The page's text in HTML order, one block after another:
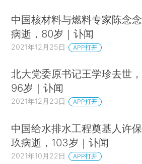
中国核材料与燃料专家陈念念
病逝，80岁｜讣闻
2021年12月25日 APP打开
北大党委原书记王学珍去世，
96岁｜讣闻
2021年12月23日 APP打开
中国给水排水工程奠基人许保
玖病逝，103岁｜讣闻
2021年10月22日 APP打开